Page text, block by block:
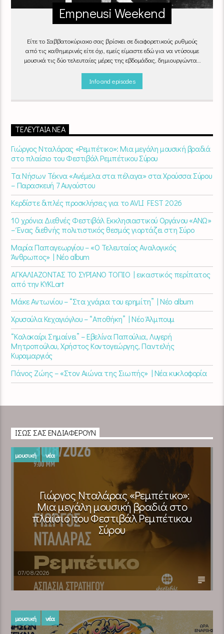
Empneusi Weekend
Είτε το Σαββατοκύριακο σας βρίσκει σε διαφορετικούς ρυθμούς
από τις καθημερινές είτε όχι, εμείς είμαστε εδώ για να ντύσουμε
μουσικά τις δύο τελευταίες μέρες της εβδομάδας, δημιουργώντας
Info and episodes
ΤΕΛΕΥΤΑΊΑ ΝΈΑ
Γιώργος Νταλάρας «Ρεμπέτικο»: Μια μεγάλη μουσική βραδιά
στο πλαίσιο του Φεστιβάλ Ρεμπέτικου Σύρου
Τα Νήσων Τέκνα «Ανέμελα στα πέλαγα» στα Χρούσσα Σύρου
– Παρασκευή 7 Αυγούστου
Κερδίστε διπλές προσκλήσεις για το AVLI FEST 2026
10 χρόνια Διεθνές Φεστιβάλ Εκκλησιαστικού Οργάνου «ΑΝΩ»
– Ένας διεθνής πολιτιστικός θεσμός γιορτάζει στη Σύρο​
Μαρία Παπαγεωργίου – «Ο Τελευταίος Αναλογικός
Άνθρωπος» | Νέο album
ΑΓΚΑΛΙΑΖΟΝΤΑΣ ΤΟ ΣΥΡΙΑΝΟ ΤΟΠΙΟ | εικαστικός περίπατος
από την KYKLart
Μάκε Αντωνίου – “Στα χνάρια του ερημίτη” | Νέο album
Χρυσούλα Κεχαγιόγλου – “Αποθήκη” | Νέο Άλμπουμ
“Καλοκαίρι Σημαίνει” – Εβελίνα Παπούλια, Λυγερή
Μητροπούλου, Χρήστος Κοντογεώργης, Παντελής
Κυραμαργιός
Πάνος Ζώης – «Στον Αιώνα της Σιωπής» | Νέα κυκλοφορία
ΊΣΩΣ ΣΑΣ ΕΝΔΙΑΦΈΡΟΥΝ
μουσική νέα
Γιώργος Νταλάρας «Ρεμπέτικο»:
Μια μεγάλη μουσική βραδιά στο
πλαίσιο του Φεστιβάλ Ρεμπέτικου
Σύρου
07/08/2026
μουσική νέα